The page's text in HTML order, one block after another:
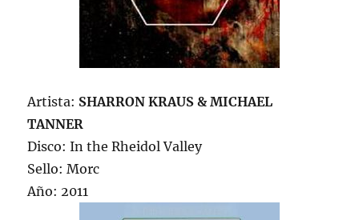
Artista: SHARRON KRAUS & MICHAEL
TANNER
Disco: In the Rheidol Valley
Sello: Morc
Año: 2011